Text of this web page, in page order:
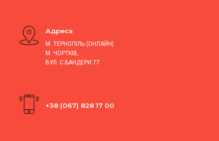
Адреса
М. ТЕРНОПІЛЬ (ОНЛАЙН)
М. ЧОРТКІВ,
ВУЛ. С.БАНДЕРИ 77
+38 (067) 828 17 00